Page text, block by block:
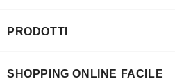
PRODOTTI
SHOPPING ONLINE FACILE